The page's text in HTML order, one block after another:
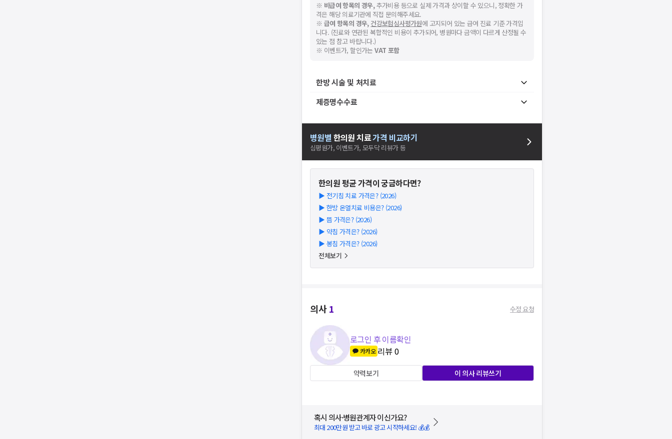
※ 비급여 항목의 경우,추가비용 등으로 실제 가격과 상이할 수 있으니, 정확한 가
격은 해당 의료기관에 직접 문의해주세요.
※ 급여 항목의 경우, 건강보험심사평가원에 고지되어 있는 급여 진료 기준 가격입
니다. (진료와 연관된 복합적인 비용이 추가되어, 병원마다 금액이 다르게 산정될 수
있는 점 참고 바랍니다.)
※ 이벤트가, 할인가는VAT 포함
한방 시술 및 처치료
제증명수수료
병원별 한의원치료가격 비교하기
심평원가, 이벤트가, 모두닥 리뷰가 등
한의원평균 가격이 궁금하다면?
▶ 전기침 치료 가격은? (2026)
▶ 한방 온열치료 비용은? (2026)
▶ 뜸 가격은? (2026)
▶ 약침 가격은? (2026)
▶ 봉침 가격은? (2026)
전체보기
의사1 수정 요청
로그인 후 이름확인
카카오 리뷰0
약력보기 이 의사 리뷰쓰기
혹시 의사·병원관계자 이신가요?
최대 200만원 받고 바로 광고 시작하세요! 💰💰